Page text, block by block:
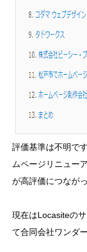
評価基準は不明で
ムページリニュー
が高評価につなが
現在はLocasiteの
て合同会社ワンダ